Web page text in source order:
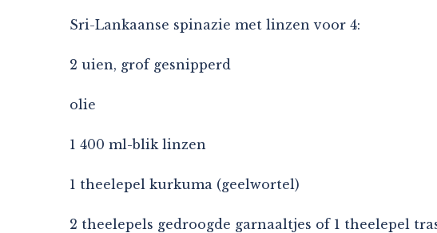
Sri-Lankaanse spinazie met linzen voor 4:
2 uien, grof gesnipperd
olie
1 400 ml-blik linzen
1 theelepel kurkuma (geelwortel)
2 theelepels gedroogde garnaaltjes of 1 theelepel